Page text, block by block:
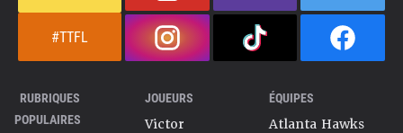
#TTFL
RUBRIQUES
POPULAIRES
JOUEURS
Victor
ÉQUIPES
Atlanta Hawks